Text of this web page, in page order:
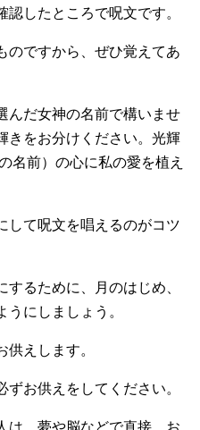
したところで呪文です。
のですから、ぜひ覚えてあ
んだ女神の名前で構いませ
きをお分けください。光輝
名前）の心に私の愛を植え
して呪文を唱えるのがコツ
るために、月のはじめ、
にしましょう。
えします。
お供えをしてください。
は、夢や脳などで直接、お